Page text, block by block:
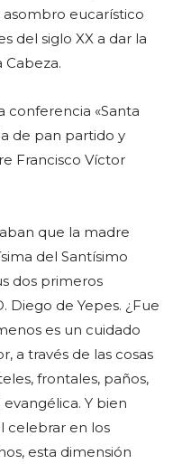
asombro eucarístico
del siglo XX a dar la
Cabeza.
conferencia «Santa
de pan partido y
Francisco Víctor
que la madre
del Santísimo
dos primeros
Diego de Yepes. ¿Fue
es un cuidado
a través de las cosas
frontales, paños,
Y bien
celebrar en los
esta dimensión